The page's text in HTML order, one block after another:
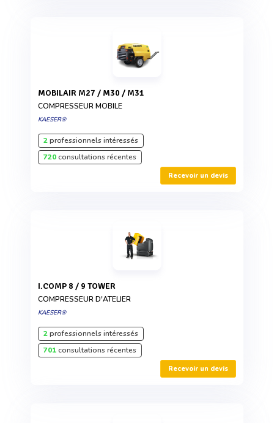
MOBILAIR M27 / M30 / M31
COMPRESSEUR MOBILE
KAESER®
2professionnels intéressés
720consultations récentes
Recevoir un devis
I.COMP 8 / 9 TOWER
COMPRESSEUR D'ATELIER
KAESER®
2professionnels intéressés
701consultations récentes
Recevoir un devis